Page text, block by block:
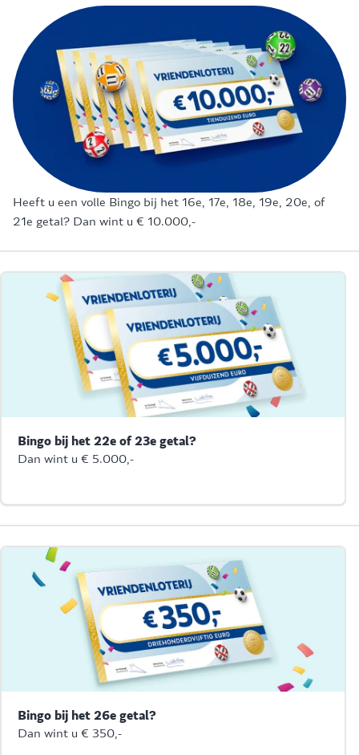
Heeft u een volle Bingo bij het 16e, 17e, 18e, 19e, 20e, of
21e getal? Dan wint u € 10.000,-
Bingo bij het 22e of 23e getal?
Dan wint u € 5.000,-
Bingo bij het 26e getal?
Dan wint u € 350,-